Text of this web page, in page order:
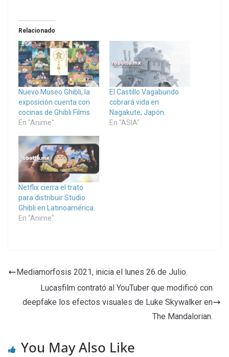
Relacionado
Nuevo Museo Ghibli, la
exposición cuenta con
cocinas de Ghibli Films
En "Anime"
El Castillo Vagabundo
cobrará vida en
Nagakute, Japón.
En "ASIA"
Netflix cierra el trato
para distribuir Studio
Ghibli en Latinoamérica.
En "Anime"
Mediamorfosis 2021, inicia el lunes 26 de Julio.
Lucasfilm contrató al YouTuber que modificó con
deepfake los efectos visuales de Luke Skywalker en
The Mandalorian.
You May Also Like